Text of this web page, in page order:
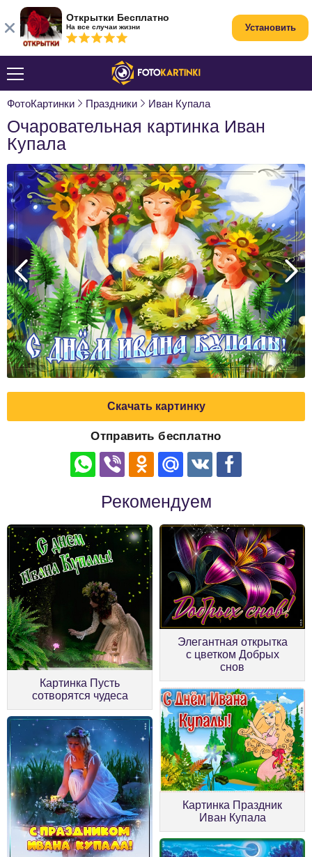
ФотоКартинки Праздники Иван Купала
Очаровательная картинка Иван
Купала
Скачать картинку
Отправить бесплатно
Рекомендуем
Картинка Пусть
сотворятся чудеса
Элегантная открытка
с цветком Добрых
снов
Картинка Праздник
Иван Купала
Открытки Бесплатно
На все случаи жизни Установить